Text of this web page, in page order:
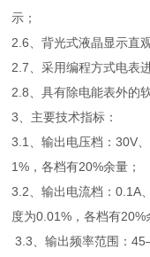
示；
2.6、背光式液晶显示直
2.7、采用编程方式电表
2.8、具有除电能表外的
3、主要技术指标：
3.1、输出电压档：30V
1%，各档有20%余量；
3.2、输出电流档：0.1A
度为0.01%，各档有20%
3.3、输出频率范围：